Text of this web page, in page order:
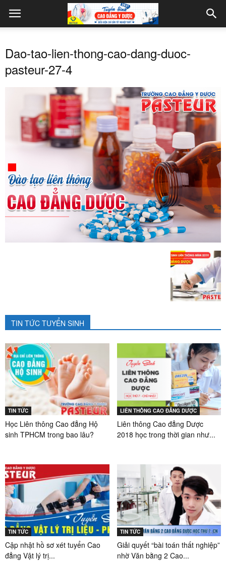
Dao-tao-lien-thong-cao-dang-duoc-
pasteur-27-4
TIN TỨC TUYỂN SINH
TIN TỨC
Học Liên thông Cao đẳng Hộ
sinh TPHCM trong bao lâu?
LIÊN THÔNG CAO ĐẲNG DƯỢC
Liên thông Cao đẳng Dược
2018 học trong thời gian như...
TIN TỨC
Cập nhật hồ sơ xét tuyển Cao
đẳng Vật lý trị...
TIN TỨC
Giải quyết “bài toán thất nghiệp”
nhờ Văn bằng 2 Cao...